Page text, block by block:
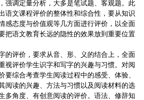
强调定量分析，大多是笔试题、客观题。此
语文课程评价的整体性和综合性，要从知识
感态度与价值观等几方面进行评价，以全面
把语文教育长远的隐性的效果放到重要位置
评价，要求从音、形、义的结合上，全面
视评价学生识字和写字的兴趣与习惯。对阅
要综合考查学生阅读过程中的感受、体验、
阅读的兴趣、方法与习惯以及阅读材料的选
多角度、有创意阅读的评价。语法、修辞知